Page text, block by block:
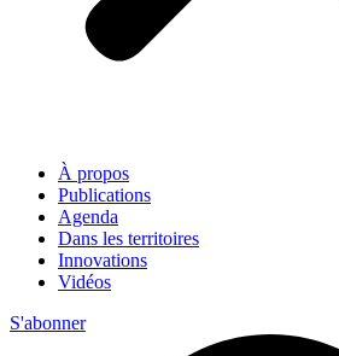
À propos
Publications
Agenda
Dans les territoires
Innovations
Vidéos
S'abonner